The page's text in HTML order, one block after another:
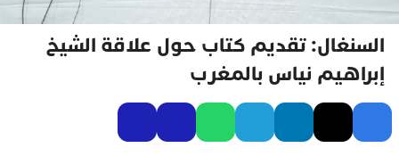
السنغال: تقديم كتاب حول علاقة الشيخ
إبراهيم نياس بالمغرب